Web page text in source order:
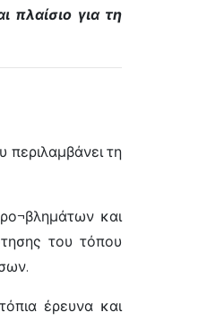
πλαίσιο για τη
περιλαμβάνει τη
και
του τόπου
έρευνα και